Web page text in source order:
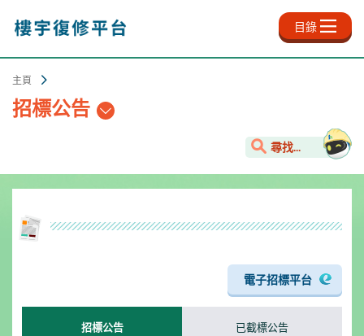
內
目錄
主頁
招標公告
尋找...
招標公告 已截標公告
電子招標平台